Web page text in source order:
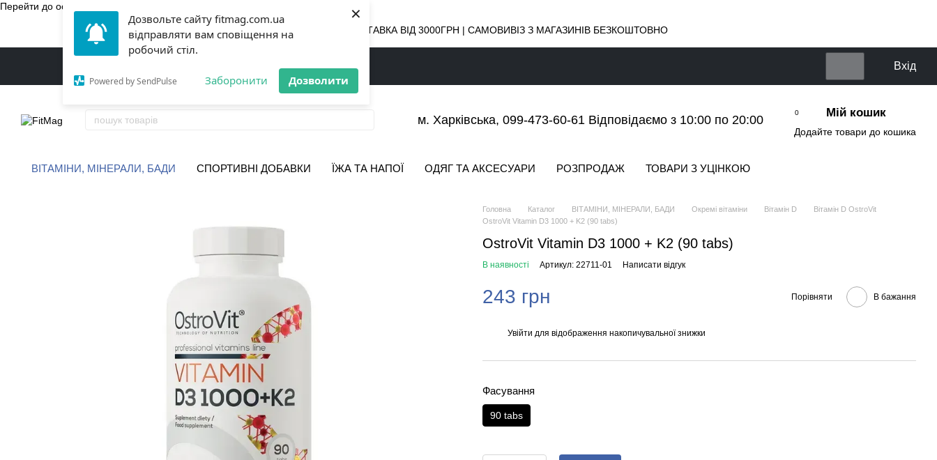
Дозвольте сайту fitmag.com.ua
відправляти вам сповіщення на
робочий стіл.
Powered by SendPulse Заборонити Дозволити
×
Перейти до основного контенту
БЕЗКОШТОВНА ДОСТАВКА ВІД 3000ГРН | САМОВИВІЗ З МАГАЗИНІВ БЕЗКОШТОВНО
Вхід
м. Харківська, 099-473-60-61 Відповідаємо з 10:00 по 20:00
0 Мій кошик
Додайте товари до кошика
ВІТАМІНИ, МІНЕРАЛИ, БАДИ СПОРТИВНІ ДОБАВКИ ЇЖА ТА НАПОЇ ОДЯГ ТА АКСЕСУАРИ РОЗПРОДАЖ ТОВАРИ З УЦІНКОЮ
Головна Каталог ВІТАМІНИ, МІНЕРАЛИ, БАДИ Окремі вітаміни Вітамін D
Вітамін D OstroVit
OstroVit Vitamin D3 1000 + K2 (90 tabs)
OstroVit Vitamin D3 1000 + K2 (90 tabs)
В наявності Артикул: 22711-01 Написати відгук
243 грн Порівняти В бажання
Увійти для відображення накопичувальної знижки
Фасування
90 tabs